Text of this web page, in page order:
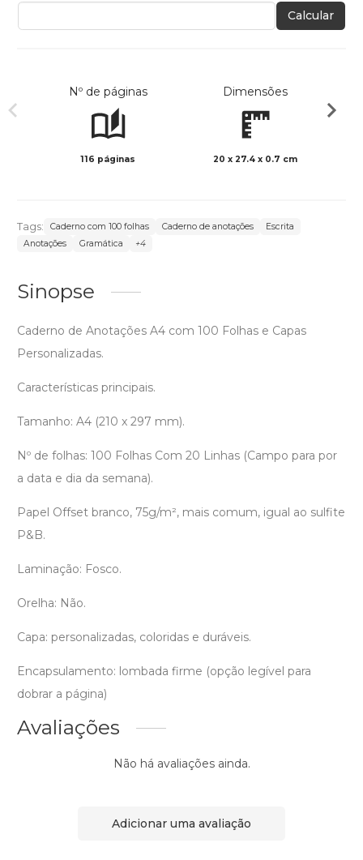
Calcular
Nº de páginas
116 páginas
Dimensões
20 x 27.4 x 0.7 cm
Tags: Caderno com 100 folhas Caderno de anotações
Escrita
Anotações
Gramática +4
Sinopse
Caderno de Anotações A4 com 100 Folhas e Capas
Personalizadas.
Características principais.
Tamanho: A4 (210 x 297 mm).
Nº de folhas: 100 Folhas Com 20 Linhas (Campo para por
a data e dia da semana).
Papel Offset branco, 75g/m², mais comum, igual ao sulfite
P&B.
Laminação: Fosco.
Orelha: Não.
Capa: personalizadas, coloridas e duráveis.
Encapsulamento: lombada firme (opção legível para
dobrar a página)
Avaliações
Não há avaliações ainda.
Adicionar uma avaliação